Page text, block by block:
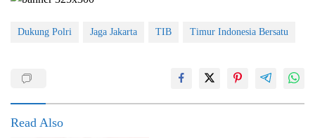
Dukung Polri Jaga Jakarta TIB Timur Indonesia Bersatu
Read Also